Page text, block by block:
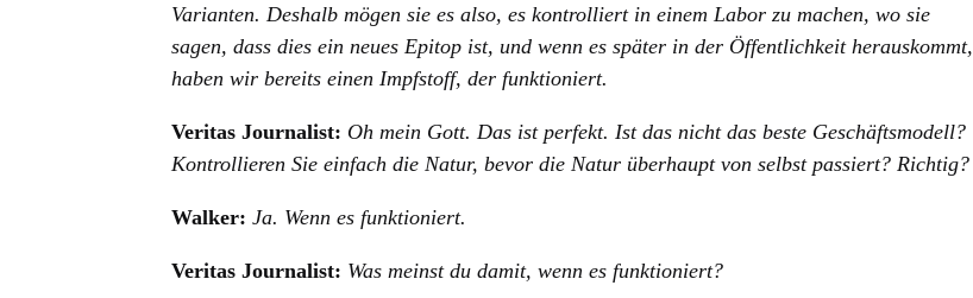
Varianten. Deshalb mögen sie es also, es kontrolliert in einem Labor zu machen, wo sie
sagen, dass dies ein neues Epitop ist, und wenn es später in der Öffentlichkeit herauskommt,
haben wir bereits einen Impfstoff, der funktioniert.
Veritas Journalist: Oh mein Gott. Das ist perfekt. Ist das nicht das beste Geschäftsmodell?
Kontrollieren Sie einfach die Natur, bevor die Natur überhaupt von selbst passiert? Richtig?
Walker: Ja. Wenn es funktioniert.
Veritas Journalist: Was meinst du damit, wenn es funktioniert?